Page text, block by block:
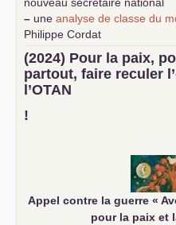
– une analyse de classe du
Philippe Cordat
–
un texte de Jean-Claude
science sociale de notre
–un appel proposé aux
d’Europe
–
(2024) Pour la paix,
partout, faire reculer
l’OTAN
!
Appel contre la guerre «
pour la paix et